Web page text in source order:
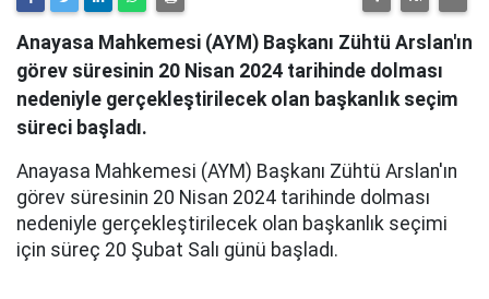
Anayasa Mahkemesi (AYM) Başkanı Zühtü Arslan'ın
görev süresinin 20 Nisan 2024 tarihinde dolması
nedeniyle gerçekleştirilecek olan başkanlık seçim
süreci başladı.
Anayasa Mahkemesi (AYM) Başkanı Zühtü Arslan'ın
görev süresinin 20 Nisan 2024 tarihinde dolması
nedeniyle gerçekleştirilecek olan başkanlık seçimi
için süreç 20 Şubat Salı günü başladı.